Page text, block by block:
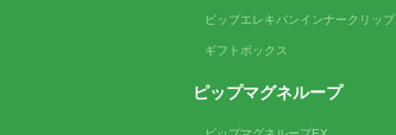
ピップエレキバンインナークリップ
ギフトボックス
ピップマグネループ